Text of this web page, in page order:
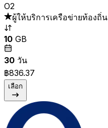
O2
ผู้ให้บริการเครือข่ายท้องถิ่น
10 GB
30 วัน
฿836.37
เลือก